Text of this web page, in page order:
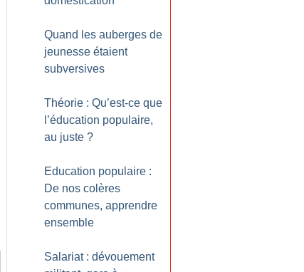
Quand les auberges de
jeunesse étaient
subversives
Théorie : Qu’est-ce que
l’éducation populaire,
au juste ?
Education populaire :
De nos colères
communes, apprendre
ensemble
Salariat : dévouement